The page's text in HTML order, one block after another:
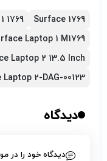
Surface 1769
1769
Laptop 1 M1769
Laptop 2 13.5 Inch
2-DAG-00123
دیدگاه
دیدگاه خود را در